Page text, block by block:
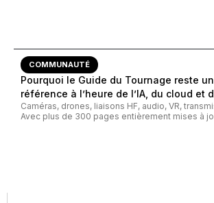
COMMUNAUTÉ
Pourquoi le Guide du Tournage reste
référence à l’heure de l’IA, du cloud et
Caméras, drones, liaisons HF, audio, VR,
Avec plus de 300 pages entièrement mises à